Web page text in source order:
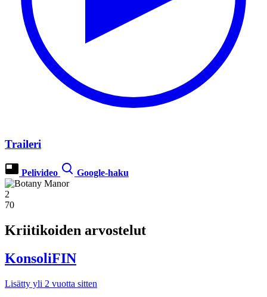
Traileri
Pelivideo Google-haku
2
70
Kriitikoiden arvostelut
KonsoliFIN
Lisätty yli 2 vuotta sitten